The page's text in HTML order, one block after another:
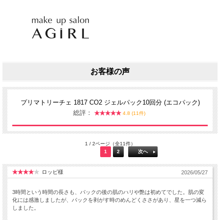
お客様の声
プリマトリーチェ 1817 CO2 ジェルパック10回分 (エコパック)
総評：
4.8 (11件)
1 / 2ページ（全11件）
1
2 次へ
ロッピ様 2026/05/27
3時間という時間の長さも、パックの後の肌のハリや艶は初めてでした。肌の変
化には感激しましたが、パックを剥がす時のめんどくささがあり、星を一つ減ら
しました。